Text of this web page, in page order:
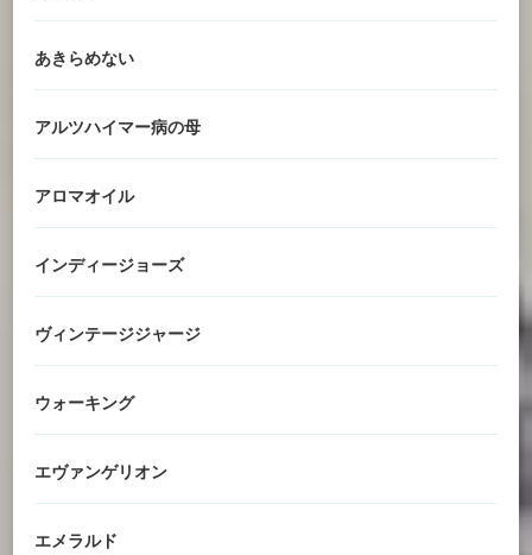
あきらめない
アルツハイマー病の母
アロマオイル
インディージョーズ
ヴィンテージジャージ
ウォーキング
エヴァンゲリオン
エメラルド